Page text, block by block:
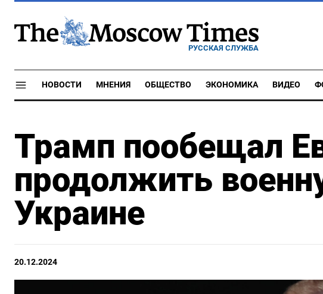
РУССКАЯ СЛУЖБА
НОВОСТИ МНЕНИЯ ОБЩЕСТВО ЭКОНОМИКА ВИДЕО
Трамп пообещал
продолжить
Украине
20.12.2024